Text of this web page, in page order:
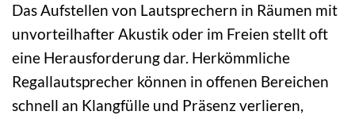
Das Aufstellen von Lautsprechern in Räumen mit
unvorteilhafter Akustik oder im Freien stellt oft
eine Herausforderung dar. Herkömmliche
Regallautsprecher können in offenen Bereichen
schnell an Klangfülle und Präsenz verlieren,